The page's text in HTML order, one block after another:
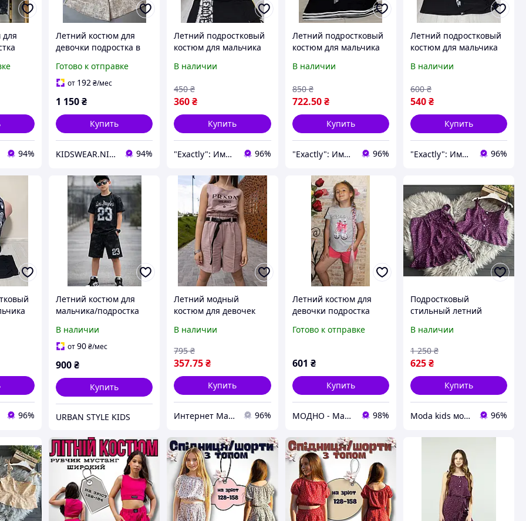
+
94%
Летний костюм для
девочки подростка в
шорты 134,152
Готово к отправке
от 192 ₴/мес
1 150₴
Купить
KIDSWEAR.NIKO Магазин детской одежды и обуви 94%
Летний подростковый
костюм для мальчика
майка с капюшоном и
В наличии
360₴
450 ₴
Купить
"Exactly": Именно то, что Вы искали! 96%
Летний подростковый
костюм для мальчика
футболка шорты 13-18
В наличии
722.50 ₴
850 ₴
Купить
"Exactly": Именно то, что Вы искали! 96%
Летний подростковый
костюм для мальчика
Камуфляж майка и
В наличии
540₴
600 ₴
Купить
"Exactly": Именно то, что Вы искали! 96%
18
96%
Летний костюм для
мальчика/подростка
Elvine
В наличии
от90₴/мес
900₴
Купить
URBAN STYLE KIDS
Летний модный
костюм для девочек
140-164 тм Madlen
В наличии
357.75₴
795 ₴
Купить
Интернет Магазин Олеся 96%
Летний костюм для
девочки подростка
Готово к отправке
601 ₴
Купить
МОДНО - Магазин детской и женской одежды и обуви 98%
Подростковый
стильный летний
подростка юбка на
запах и топ софт
фиолет
В наличии
625₴
1 250 ₴
Купить
Moda kids модная стильная одежда для детей и подростков 96%